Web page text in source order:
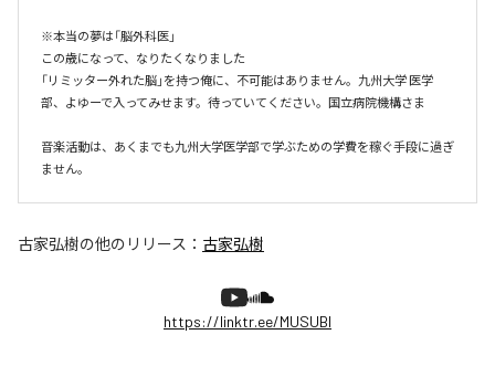
※本当の夢は「脳外科医」
この歳になって、なりたくなりました
「リミッター外れた脳」を持つ俺に、不可能はありません。九州大学 医学
部、よゆーで入ってみせます。待っていてください。国立病院機構さま
音楽活動は、あくまでも九州大学医学部で学ぶための学費を稼ぐ手段に過ぎ
ません。
古家弘樹の他のリリース： 古家弘樹
https://linktr.ee/MUSUBI